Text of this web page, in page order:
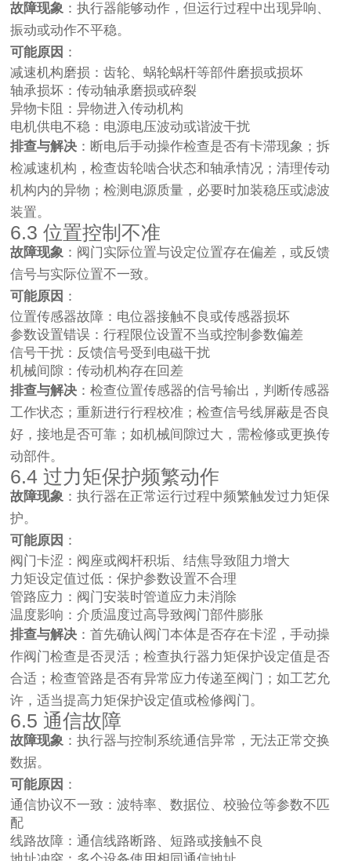
故障现象 ：执行器能够动作，但运行过程中出现异响、
振动或动作不平稳。
可能原因 ：
减速机构磨损：齿轮、蜗轮蜗杆等部件磨损或损坏
轴承损坏：传动轴承磨损或碎裂
异物卡阻：异物进入传动机构
电机供电不稳：电源电压波动或谐波干扰
排查与解决 ：断电后手动操作检查是否有卡滞现象；拆
检减速机构，检查齿轮啮合状态和轴承情况；清理传动
机构内的异物；检测电源质量，必要时加装稳压或滤波
装置。
6.3 位置控制不准
故障现象 ：阀门实际位置与设定位置存在偏差，或反馈
信号与实际位置不一致。
可能原因 ：
位置传感器故障：电位器接触不良或传感器损坏
参数设置错误：行程限位设置不当或控制参数偏差
信号干扰：反馈信号受到电磁干扰
机械间隙：传动机构存在回差
排查与解决 ：检查位置传感器的信号输出，判断传感器
工作状态；重新进行行程校准；检查信号线屏蔽是否良
好，接地是否可靠；如机械间隙过大，需检修或更换传
动部件。
6.4 过力矩保护频繁动作
故障现象 ：执行器在正常运行过程中频繁触发过力矩保
护。
可能原因 ：
阀门卡涩：阀座或阀杆积垢、结焦导致阻力增大
力矩设定值过低：保护参数设置不合理
管路应力：阀门安装时管道应力未消除
温度影响：介质温度过高导致阀门部件膨胀
排查与解决 ：首先确认阀门本体是否存在卡涩，手动操
作阀门检查是否灵活；检查执行器力矩保护设定值是否
合适；检查管路是否有异常应力传递至阀门；如工艺允
许，适当提高力矩保护设定值或检修阀门。
6.5 通信故障
故障现象 ：执行器与控制系统通信异常，无法正常交换
数据。
可能原因 ：
通信协议不一致：波特率、数据位、校验位等参数不匹
配
线路故障：通信线路断路、短路或接触不良